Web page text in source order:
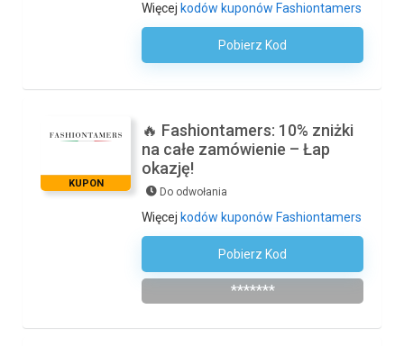
Więcej kodów kuponów Fashiontamers
Pobierz Kod
Kod Nie Jest Wymagany
KUPON
🔥 Fashiontamers: 10% zniżki
na całe zamówienie – Łap
okazję!
Do odwołania
Więcej kodów kuponów Fashiontamers
Pobierz Kod
Zapisz Się Do Newslettera
*******